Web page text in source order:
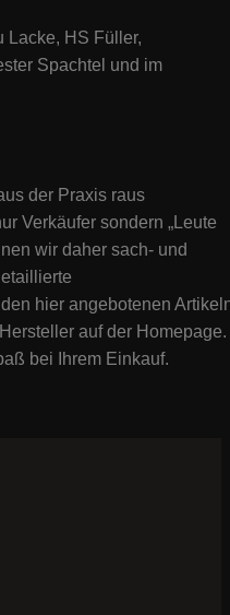
Lacke, HS Füller,
Spachtel und im
der Praxis raus
Verkäufer sondern „Leute
wir daher sach- und
hier angebotenen
auf der Homepage.
bei Ihrem Einkauf.